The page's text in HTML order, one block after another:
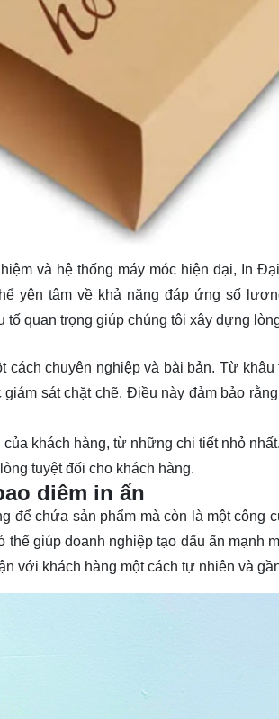
và hệ thống máy móc hiện đại, In
yên tâm về khả năng đáp ứng số
quan trọng giúp chúng tôi xây dựng
chuyên nghiệp và bài bản. Từ
sát chặt chẽ. Điều này đảm bảo
khách hàng, từ những chi tiết nhỏ
tuyệt đối cho khách hàng.
diêm in ấn
để chứa sản phẩm mà còn là một công
thể giúp doanh nghiệp tạo dấu ấn mạnh
với khách hàng một cách tự nhiên và